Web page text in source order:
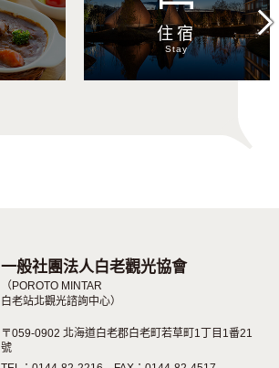
住宿
Stay
Next
一般社團法人白老觀光協會
（POROTO MINTAR
白老站北觀光諮詢中心）
〒059-0902 北海道白老郡白老町若草町1丁目1番21
號